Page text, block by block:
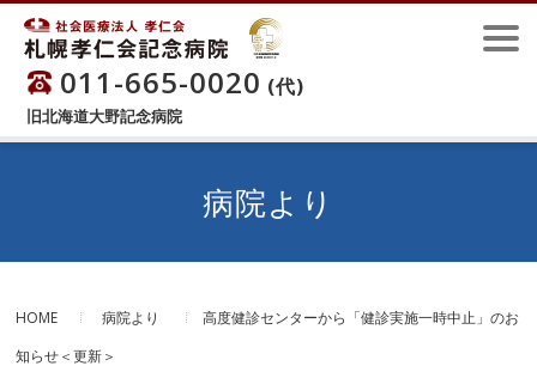
011-665-0020 (代)
旧北海道大野記念病院
病院より
HOME 病院より
高度健診センターから「健診実施一時中止」のお
知らせ＜更新＞